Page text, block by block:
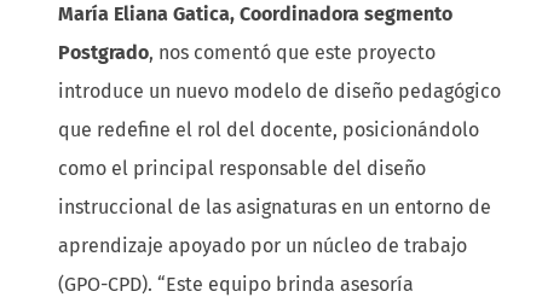
María Eliana Gatica, Coordinadora segmento
Postgrado, nos comentó que este proyecto
introduce un nuevo modelo de diseño pedagógico
que redefine el rol del docente, posicionándolo
como el principal responsable del diseño
instruccional de las asignaturas en un entorno de
aprendizaje apoyado por un núcleo de trabajo
(GPO-CPD). “Este equipo brinda asesoría